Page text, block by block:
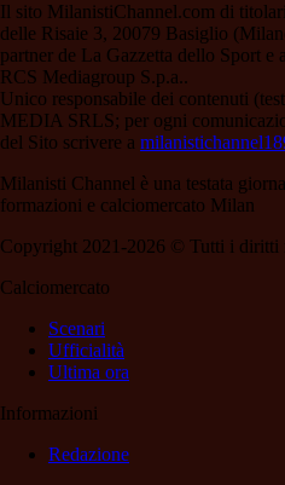
Il sito MilanistiChannel.com di
delle Risaie 3, 20079 Basiglio
partner de La Gazzetta dello Sport
RCS Mediagroup S.p.a..
Unico responsabile dei contenuti
MEDIA SRLS; per ogni
del Sito scrivere a
Milanisti Channel è una testata
formazioni e calciomercato Milan
Copyright 2021-2026 © Tutti i diritti
Calciomercato
Scenari
Ufficialità
Ultima ora
Informazioni
Redazione